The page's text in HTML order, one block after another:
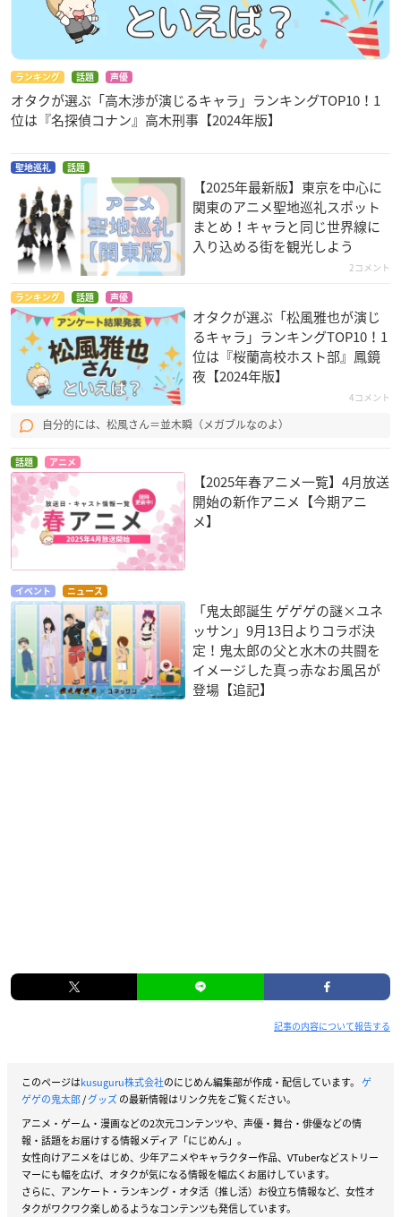
ランキング 話題 声優
オタクが選ぶ「高木渉が演じるキャラ」ランキングTOP10！1
位は『名探偵コナン』高木刑事【2024年版】
聖地巡礼 話題
【2025年最新版】東京を中心に
関東のアニメ聖地巡礼スポット
まとめ！キャラと同じ世界線に
入り込める街を観光しよう
2コメント
ランキング 話題 声優
オタクが選ぶ「松風雅也が演じ
るキャラ」ランキングTOP10！1
位は『桜蘭高校ホスト部』鳳鏡
夜【2024年版】
4コメント
自分的には、松風さん＝並木瞬（メガブルなのよ）
話題 アニメ
【2025年春アニメ一覧】4月放送
開始の新作アニメ【今期アニ
メ】
イベント ニュース
「鬼太郎誕生 ゲゲゲの謎×ユネ
ッサン」9月13日よりコラボ決
定！鬼太郎の父と水木の共闘を
イメージした真っ赤なお風呂が
登場【追記】
記事の内容について報告する
このページはkusuguru株式会社のにじめん編集部が作成・配信しています。 ゲ
ゲゲの鬼太郎/グッズの最新情報はリンク先をご覧ください。
アニメ・ゲーム・漫画などの2次元コンテンツや、声優・舞台・俳優などの情
報・話題をお届けする情報メディア「にじめん」。
女性向けアニメをはじめ、少年アニメやキャラクター作品、VTuberなどストリー
マーにも幅を広げ、オタクが気になる情報を幅広くお届けしています。
さらに、アンケート・ランキング・オタ活（推し活）お役立ち情報など、女性オ
タクがワクワク楽しめるようなコンテンツも発信しています。